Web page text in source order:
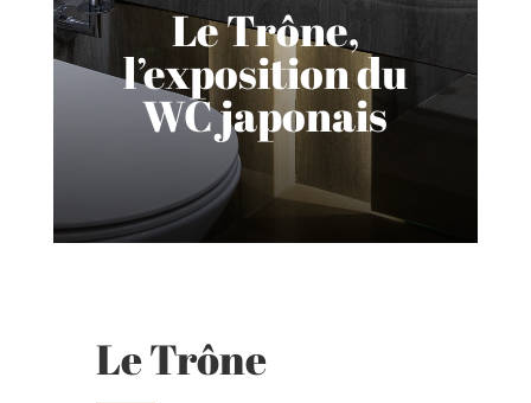
Le Trône,
l’exposition du
WC japonais
Le Trône